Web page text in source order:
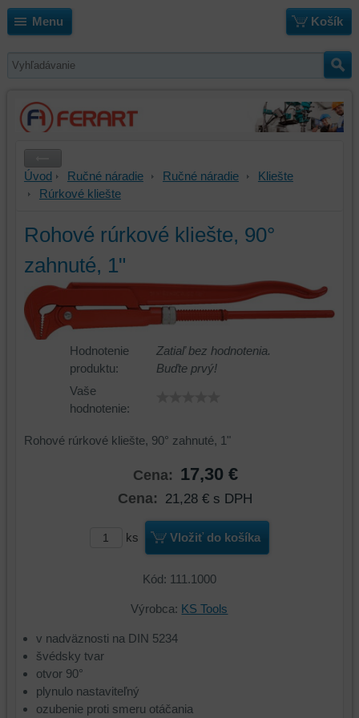
Menu Košík
Úvod Ručné náradie Ručné náradie
Kliešte
Rúrkové kliešte
Rohové rúrkové kliešte, 90°
zahnuté, 1"
Hodnotenie
produktu:
Zatiaľ bez hodnotenia.
Buďte prvý!
Vaše
hodnotenie:
Rohové rúrkové kliešte, 90° zahnuté, 1"
Cena: 17,30 €
Cena: 21,28 € s DPH
ks Vložiť do košíka
Kód: 111.1000
Výrobca: KS Tools
v nadväznosti na DIN 5234
švédsky tvar
otvor 90°
plynulo nastaviteľný
ozubenie proti smeru otáčania